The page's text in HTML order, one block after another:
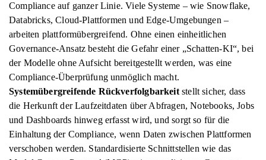
Compliance auf ganzer Linie. Viele Systeme – wie Snowflake,
Databricks, Cloud-Plattformen und Edge-Umgebungen –
arbeiten plattformübergreifend. Ohne einen einheitlichen
Governance-Ansatz besteht die Gefahr einer „Schatten-KI“, bei
der Modelle ohne Aufsicht bereitgestellt werden, was eine
Compliance-Überprüfung unmöglich macht.
Systemübergreifende Rückverfolgbarkeitstellt sicher, dass
die Herkunft der Laufzeitdaten über Abfragen, Notebooks, Jobs
und Dashboards hinweg erfasst wird, und sorgt so für die
Einhaltung der Compliance, wenn Daten zwischen Plattformen
verschoben werden. Standardisierte Schnittstellen wie das